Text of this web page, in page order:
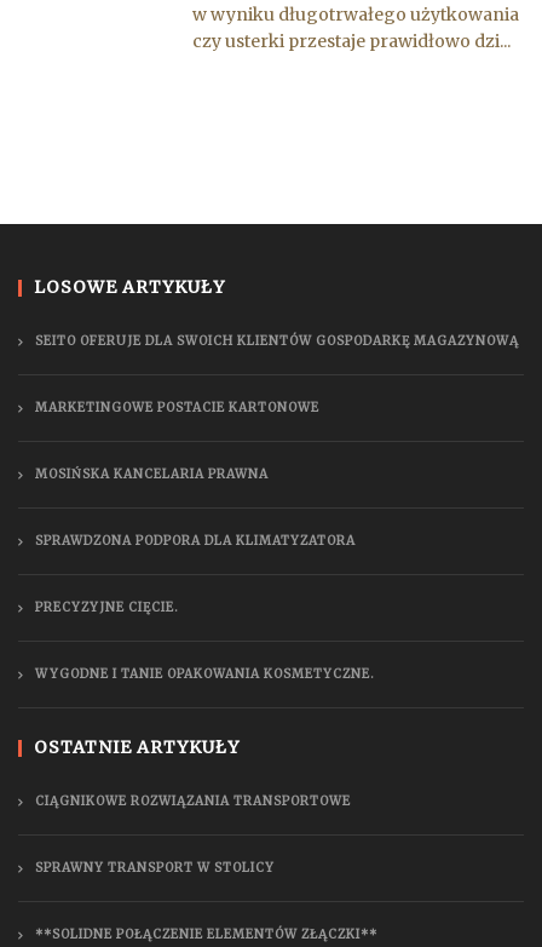
w wyniku długotrwałego użytkowania
czy usterki przestaje prawidłowo dzi...
LOSOWE ARTYKUŁY
SEITO OFERUJE DLA SWOICH KLIENTÓW GOSPODARKĘ MAGAZYNOWĄ
MARKETINGOWE POSTACIE KARTONOWE
MOSIŃSKA KANCELARIA PRAWNA
SPRAWDZONA PODPORA DLA KLIMATYZATORA
PRECYZYJNE CIĘCIE.
WYGODNE I TANIE OPAKOWANIA KOSMETYCZNE.
OSTATNIE ARTYKUŁY
CIĄGNIKOWE ROZWIĄZANIA TRANSPORTOWE
SPRAWNY TRANSPORT W STOLICY
**SOLIDNE POŁĄCZENIE ELEMENTÓW ZŁĄCZKI**